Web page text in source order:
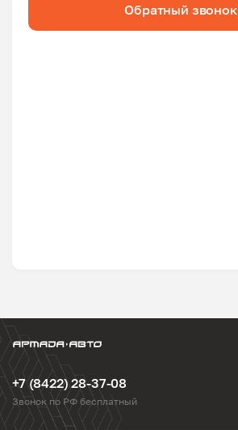
Обратный звонок
+7 (8422) 28-37-08
Звонок по РФ бесплатный